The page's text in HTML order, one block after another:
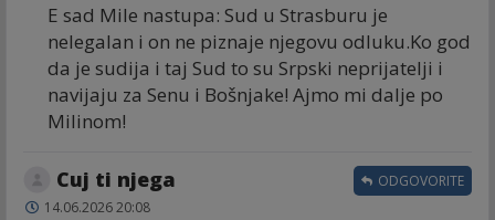
E sad Mile nastupa: Sud u Strasburu je
nelegalan i on ne piznaje njegovu odluku.Ko god
da je sudija i taj Sud to su Srpski neprijatelji i
navijaju za Senu i Bošnjake! Ajmo mi dalje po
Milinom!
Cuj ti njega
14.06.2026 20:08
ODGOVORITE